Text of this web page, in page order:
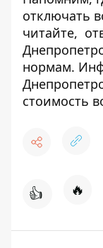
отключать
читайте,
нормам.
стоимость
👍 🔥